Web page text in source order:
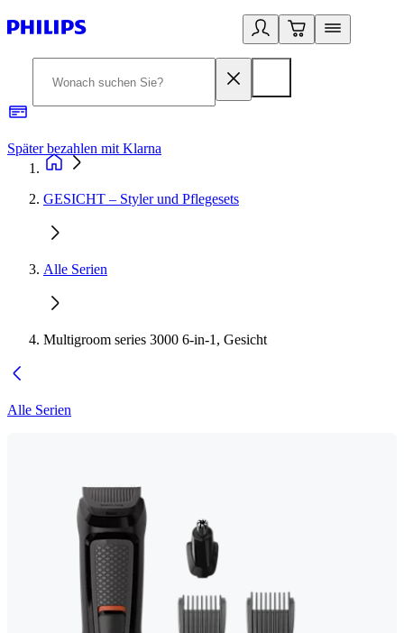
Später bezahlen mit Klarna
GESICHT – Styler und Pflegesets
Alle Serien
Multigroom series 3000 6-in-1, Gesicht
Alle Serien